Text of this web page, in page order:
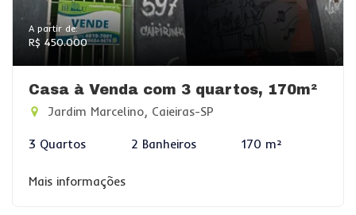
A partir de:
R$ 450.000
Casa à Venda com 3 quartos, 170m²
Jardim Marcelino, Caieiras-SP
3 Quartos 2 Banheiros 170 m²
Mais informações